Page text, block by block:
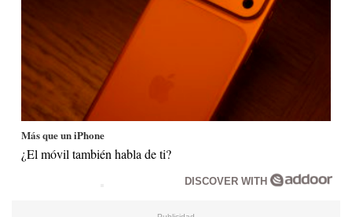
Más que un iPhone
¿El móvil también habla de ti?
DISCOVER WITH